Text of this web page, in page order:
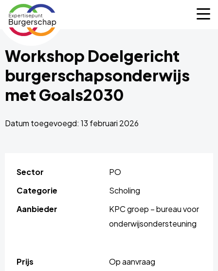
Expertisepunt
Burgerschap
Workshop Doelgericht
burgerschapsonderwijs
met Goals2030
Datum toegevoegd: 13 februari 2026
Sector
PO
Categorie
Scholing
Aanbieder
KPC groep – bureau voor
onderwijsondersteuning
Prijs Op aanvraag